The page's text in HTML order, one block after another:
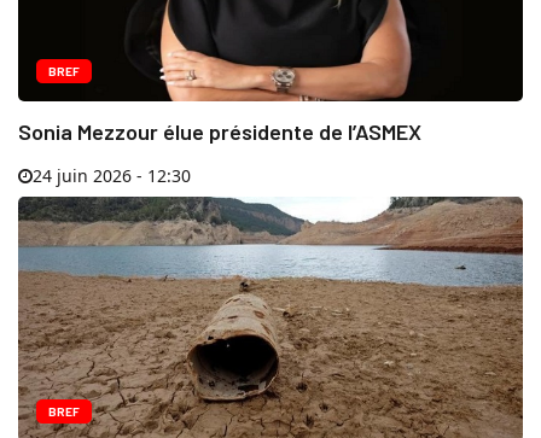
BREF
Sonia Mezzour élue présidente de l’ASMEX
24 juin 2026 - 12:30
BREF